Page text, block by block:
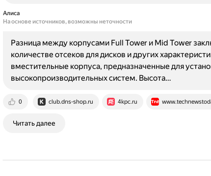
Алиса
На основе источников, возможны неточности
0 club.dns-shop.ru 4kpc.ru
Разница между корпусами Full Tower и Mid Tower
количестве отсеков для дисков и других
вместительные корпуса, предназначенные для
высокопроизводительных систем. Высота…
Читать далее